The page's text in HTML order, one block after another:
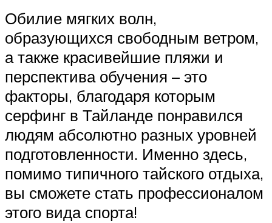
Обилие мягких волн,
образующихся свободным ветром,
а также красивейшие пляжи и
перспектива обучения – это
факторы, благодаря которым
серфинг в Тайланде понравился
людям абсолютно разных уровней
подготовленности. Именно здесь,
помимо типичного тайского отдыха,
вы сможете стать профессионалом
этого вида спорта!